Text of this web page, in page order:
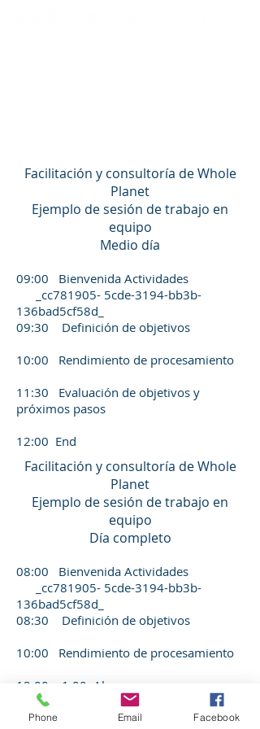
Facilitación y consultoría de Whole
Planet
Ejemplo de sesión de trabajo en
equipo
Medio día
09:00 Bienvenida Actividades
_cc781905- 5cde-3194-bb3b-
136bad5cf58d_
09:30 Definición de objetivos
10:00 Rendimiento de procesamiento
11:30 Evaluación de objetivos y
próximos pasos
12:00 End
Facilitación y consultoría de Whole
Planet
Ejemplo de sesión de trabajo en
equipo
Día completo
08:00 Bienvenida Actividades
_cc781905- 5cde-3194-bb3b-
136bad5cf58d_
08:30 Definición de objetivos
10:00 Rendimiento de procesamiento
12:00 – 1:00 Almuerzo
Calentamiento
Phone Email Facebook